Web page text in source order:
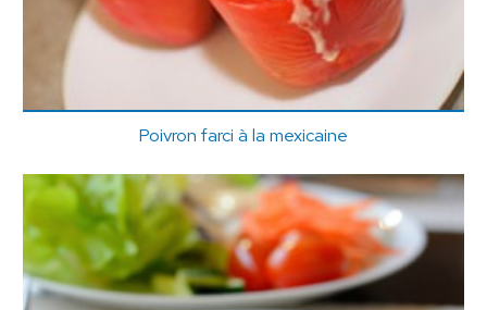
Poivron farci à la mexicaine